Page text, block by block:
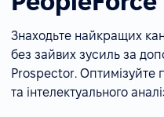
Знаходьте найкращих
без зайвих зусиль за
Prospector. Оптимізуйте
та інтелектуального